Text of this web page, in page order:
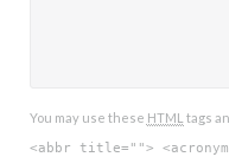
You may use these HTML tags
<abbr title="">